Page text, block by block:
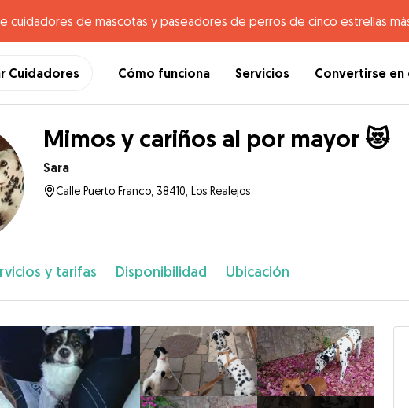
cuidadores de mascotas y paseadores de perros de cinco estrellas
Cuidadores Cómo funciona Servicios Convertirse en
Mimos y cariños al por mayor 😻
Sara
Calle Puerto Franco, 38410, Los Realejos
y tarifas Disponibilidad Ubicación